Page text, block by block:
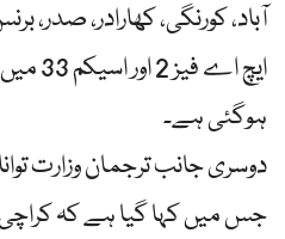
آباد، کورنگی، کھارادر، صدر،
ایچ اے
ہوگئی ہے۔
دوسری جانب ترجمان وزارت
جس میں کہا گیا ہے کہ کراچی